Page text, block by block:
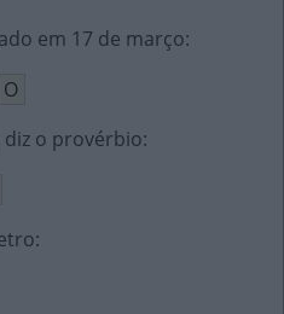
em 17 de março:
O
diz o provérbio:
: